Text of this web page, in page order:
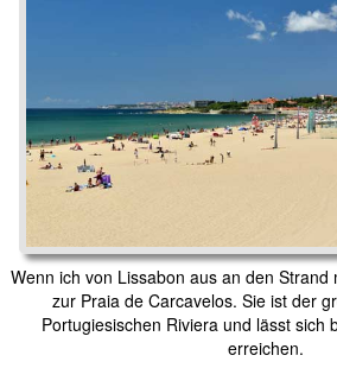
Wenn ich von Lissabon aus an den
zur Praia de Carcavelos. Sie ist der
Portugiesischen Riviera und lässt sich
erreichen.